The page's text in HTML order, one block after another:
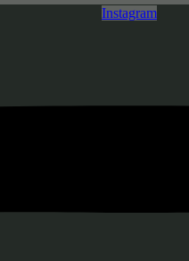
Instagram